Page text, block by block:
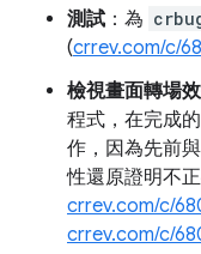
測試 ：為
(crrev.com/c/
檢視畫面轉場
程式，在完成
作，因為先前
性還原證明不
crrev.com/c/
crrev.com/c/